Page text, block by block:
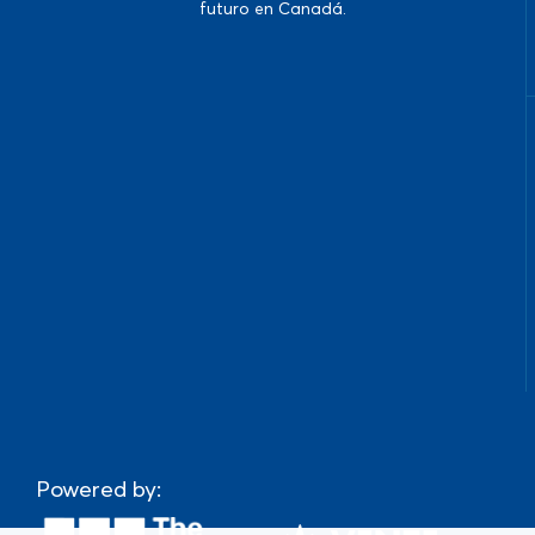
futuro en Canadá.
Powered by: